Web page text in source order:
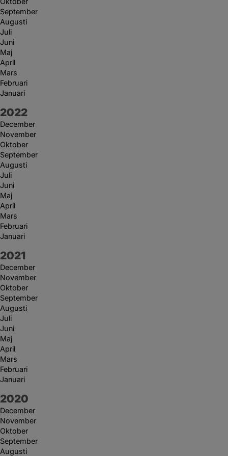
September
Augusti
Juli
Juni
Maj
April
Mars
Februari
Januari
År:
2022
December
November
Oktober
September
Augusti
Juli
Juni
Maj
April
Mars
Februari
Januari
År:
2021
December
November
Oktober
September
Augusti
Juli
Juni
Maj
April
Mars
Februari
Januari
År:
2020
December
November
Oktober
September
Augusti